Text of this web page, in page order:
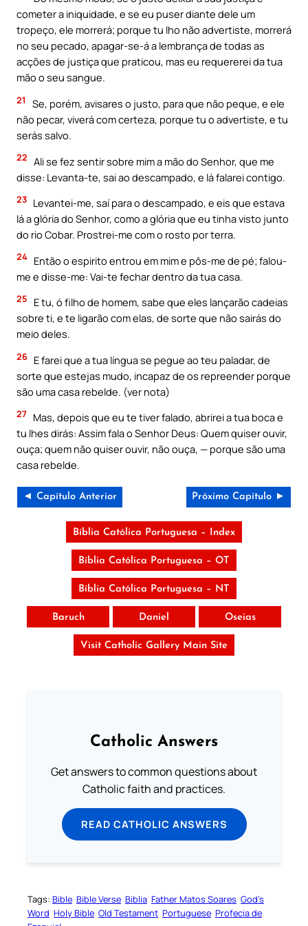
cometer a iniquidade, e se eu puser diante dele um
tropeço, ele morrerá; porque tu lho não advertiste, morrerá
no seu pecado, apagar-se-á a lembrança de todas as
acções de justiça que praticou, mas eu requererei da tua
mão o seu sangue.
21
Se, porém, avisares o justo, para que não peque, e ele
não pecar, viverá com certeza, porque tu o advertiste, e tu
serás salvo.
22 Ali se fez sentir sobre mim a mão do Senhor, que me
disse: Levanta-te, sai ao descampado, e lá falarei contigo.
23 Levantei-me, saí para o descampado, e eis que estava
lá a glória do Senhor, como a glória que eu tinha visto junto
do rio Cobar. Prostrei-me com o rosto por terra.
24 Então o espirito entrou em mim e pôs-me de pé; falou-
me e disse-me: Vai-te fechar dentro da tua casa.
25
E tu, ó filho de homem, sabe que eles lançarão cadeias
sobre ti, e te ligarão com elas, de sorte que não sairás do
meio deles.
26 E farei que a tua língua se pegue ao teu paladar, de
sorte que estejas mudo, incapaz de os repreender porque
são uma casa rebelde. (ver nota)
27 Mas, depois que eu te tiver falado, abrirei a tua boca e
tu lhes dirás: Assim fala o Senhor Deus: Quem quiser ouvir,
ouça; quem não quiser ouvir, não ouça, — porque são uma
casa rebelde.
◄ Capítulo Anterior Próximo Capítulo ►
Bíblia Católica Portuguesa – Index
Bíblia Católica Portuguesa – OT
Bíblia Católica Portuguesa – NT
Baruch Daniel Oseias
Visit Catholic Gallery Main Site
Catholic Answers
Get answers to common questions about
Catholic faith and practices.
READ CATHOLIC ANSWERS
Tags: Bible Bible Verse Biblia Father Matos Soares God’s
Word Holy Bible Old Testament Portuguese Profecia de